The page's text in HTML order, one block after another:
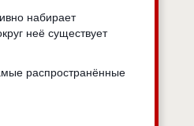
набирает
неё существует
распространённые